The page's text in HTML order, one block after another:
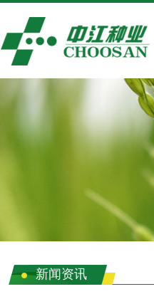
新闻资讯